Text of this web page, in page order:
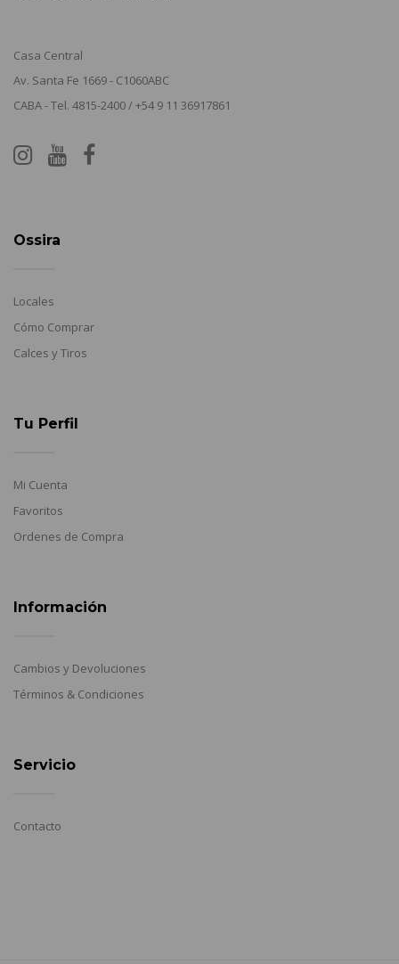
Casa Central
Av. Santa Fe 1669 - C1060ABC
CABA - Tel. 4815-2400 / +54 9 11 36917861
Ossira
Locales
Cómo Comprar
Calces y Tiros
Tu Perfil
Mi Cuenta
Favoritos
Ordenes de Compra
Información
Cambios y Devoluciones
Términos & Condiciones
Servicio
Contacto